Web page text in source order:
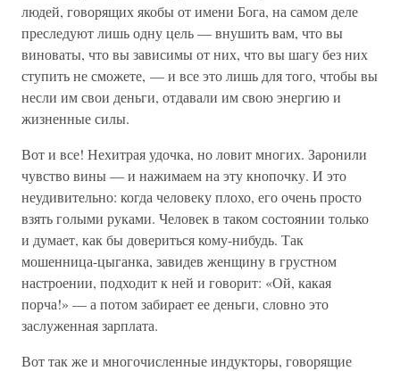
людей, говорящих якобы от имени Бога, на самом деле
преследуют лишь одну цель — внушить вам, что вы
виноваты, что вы зависимы от них, что вы шагу без них
ступить не сможете, — и все это лишь для того, чтобы вы
несли им свои деньги, отдавали им свою энергию и
жизненные силы.
Вот и все! Нехитрая удочка, но ловит многих. Заронили
чувство вины — и нажимаем на эту кнопочку. И это
неудивительно: когда человеку плохо, его очень просто
взять голыми руками. Человек в таком состоянии только
и думает, как бы довериться кому-нибудь. Так
мошенница-цыганка, завидев женщину в грустном
настроении, подходит к ней и говорит: «Ой, какая
порча!» — а потом забирает ее деньги, словно это
заслуженная зарплата.
Вот так же и многочисленные индукторы, говорящие